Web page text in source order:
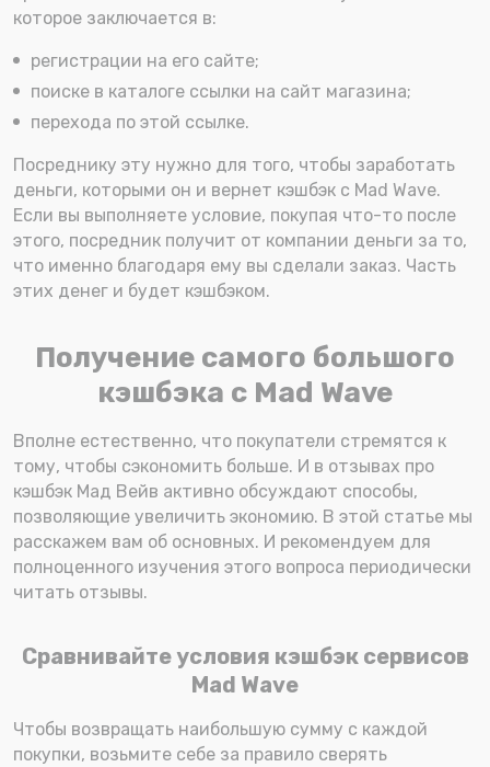
которое заключается в:
регистрации на его сайте;
поиске в каталоге ссылки на сайт магазина;
перехода по этой ссылке.
Посреднику эту нужно для того, чтобы заработать
деньги, которыми он и вернет кэшбэк с Mad Wave.
Если вы выполняете условие, покупая что-то после
этого, посредник получит от компании деньги за то,
что именно благодаря ему вы сделали заказ. Часть
этих денег и будет кэшбэком.
Получение самого большого
кэшбэка с Mad Wave
Вполне естественно, что покупатели стремятся к
тому, чтобы сэкономить больше. И в отзывах про
кэшбэк Мад Вейв активно обсуждают способы,
позволяющие увеличить экономию. В этой статье мы
расскажем вам об основных. И рекомендуем для
полноценного изучения этого вопроса периодически
читать отзывы.
Сравнивайте условия кэшбэк сервисов
Mad Wave
Чтобы возвращать наибольшую сумму с каждой
покупки, возьмите себе за правило сверять